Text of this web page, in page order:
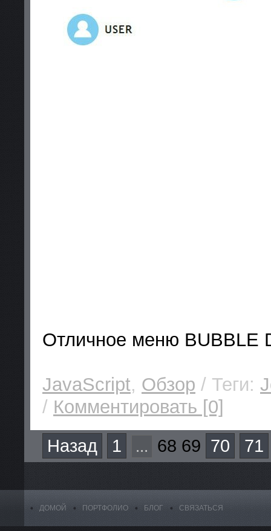
Отличное меню BUBBLE
JavaScript, Обзор / Теги:
/ Комментировать [0]
Назад 1 ... 68 69 70 71
ДОМОЙ ПОРТФОЛИО БЛОГ СВЯЗАТЬСЯ